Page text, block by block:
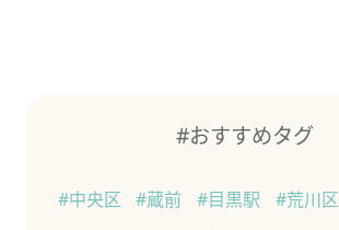
#おすすめタグ
#中央区 #蔵前 #目黒駅 #荒川区